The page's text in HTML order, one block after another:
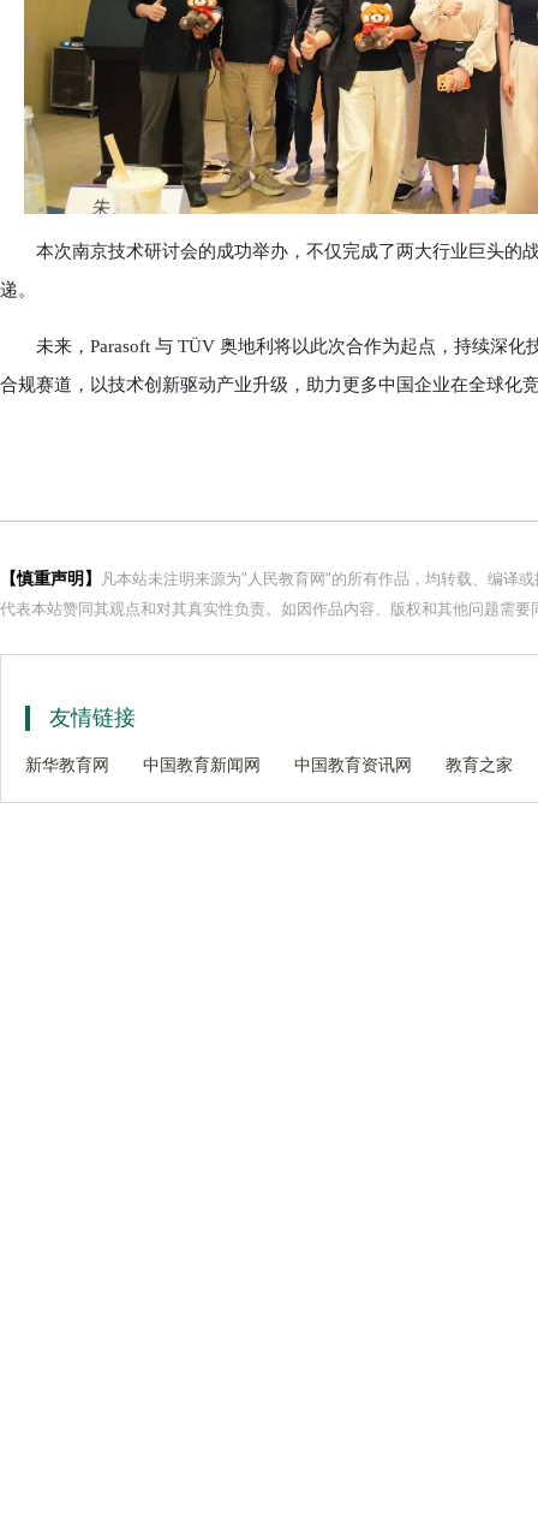
本次南京技术研讨会的成功举办，不仅完成了两大行业巨头的
递。
未来，Parasoft 与 TÜV 奥地利将以此次合作为起点，持续深化
合规赛道，以技术创新驱动产业升级，助力更多中国企业在全球化
【慎重声明】
凡本站未注明来源为"人民教育网"的所有作品，均转载、编译
代表本站赞同其观点和对其真实性负责。如因作品内容、版权和其他问题需
友情链接
新华教育网 中国教育新闻网 中国教育资讯网 教育之家